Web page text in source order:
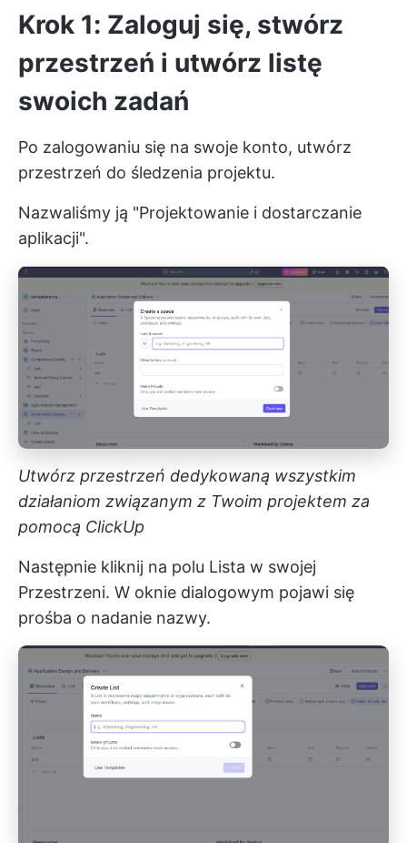
Krok 1: Zaloguj się, stwórz
przestrzeń i utwórz listę
swoich zadań
Po zalogowaniu się na swoje konto, utwórz
przestrzeń do śledzenia projektu.
Nazwaliśmy ją "Projektowanie i dostarczanie
aplikacji".
Utwórz przestrzeń dedykowaną wszystkim
działaniom związanym z Twoim projektem za
pomocą ClickUp
Następnie kliknij na polu Lista w swojej
Przestrzeni. W oknie dialogowym pojawi się
prośba o nadanie nazwy.